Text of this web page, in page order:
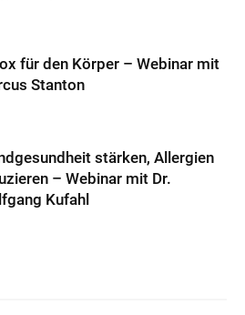
für den Körper – Webinar mit
Stanton
stärken, Allergien
– Webinar mit Dr.
Kufahl